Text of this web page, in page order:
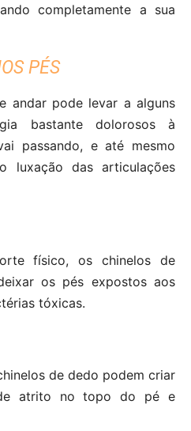
completamente a sua
PÉS
andar pode levar a alguns
bastante dolorosos à
passando, e até mesmo
luxação das articulações
físico, os chinelos de
os pés expostos aos
tóxicas.
de dedo podem criar
de atrito no topo do pé e